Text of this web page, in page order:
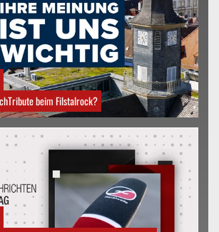
beim Filstalrock?